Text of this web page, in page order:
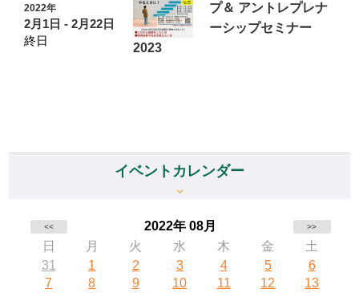
2022年
2月1日 - 2月22日
終日
プ＆ アントレプレナ
ーシップセミナー
2023
イベントカレンダー
<< 2022年 08月 >>
日 月 火 水 木 金
土
31
1 2 3 4 5
6
7
8 9 10 11 12
13